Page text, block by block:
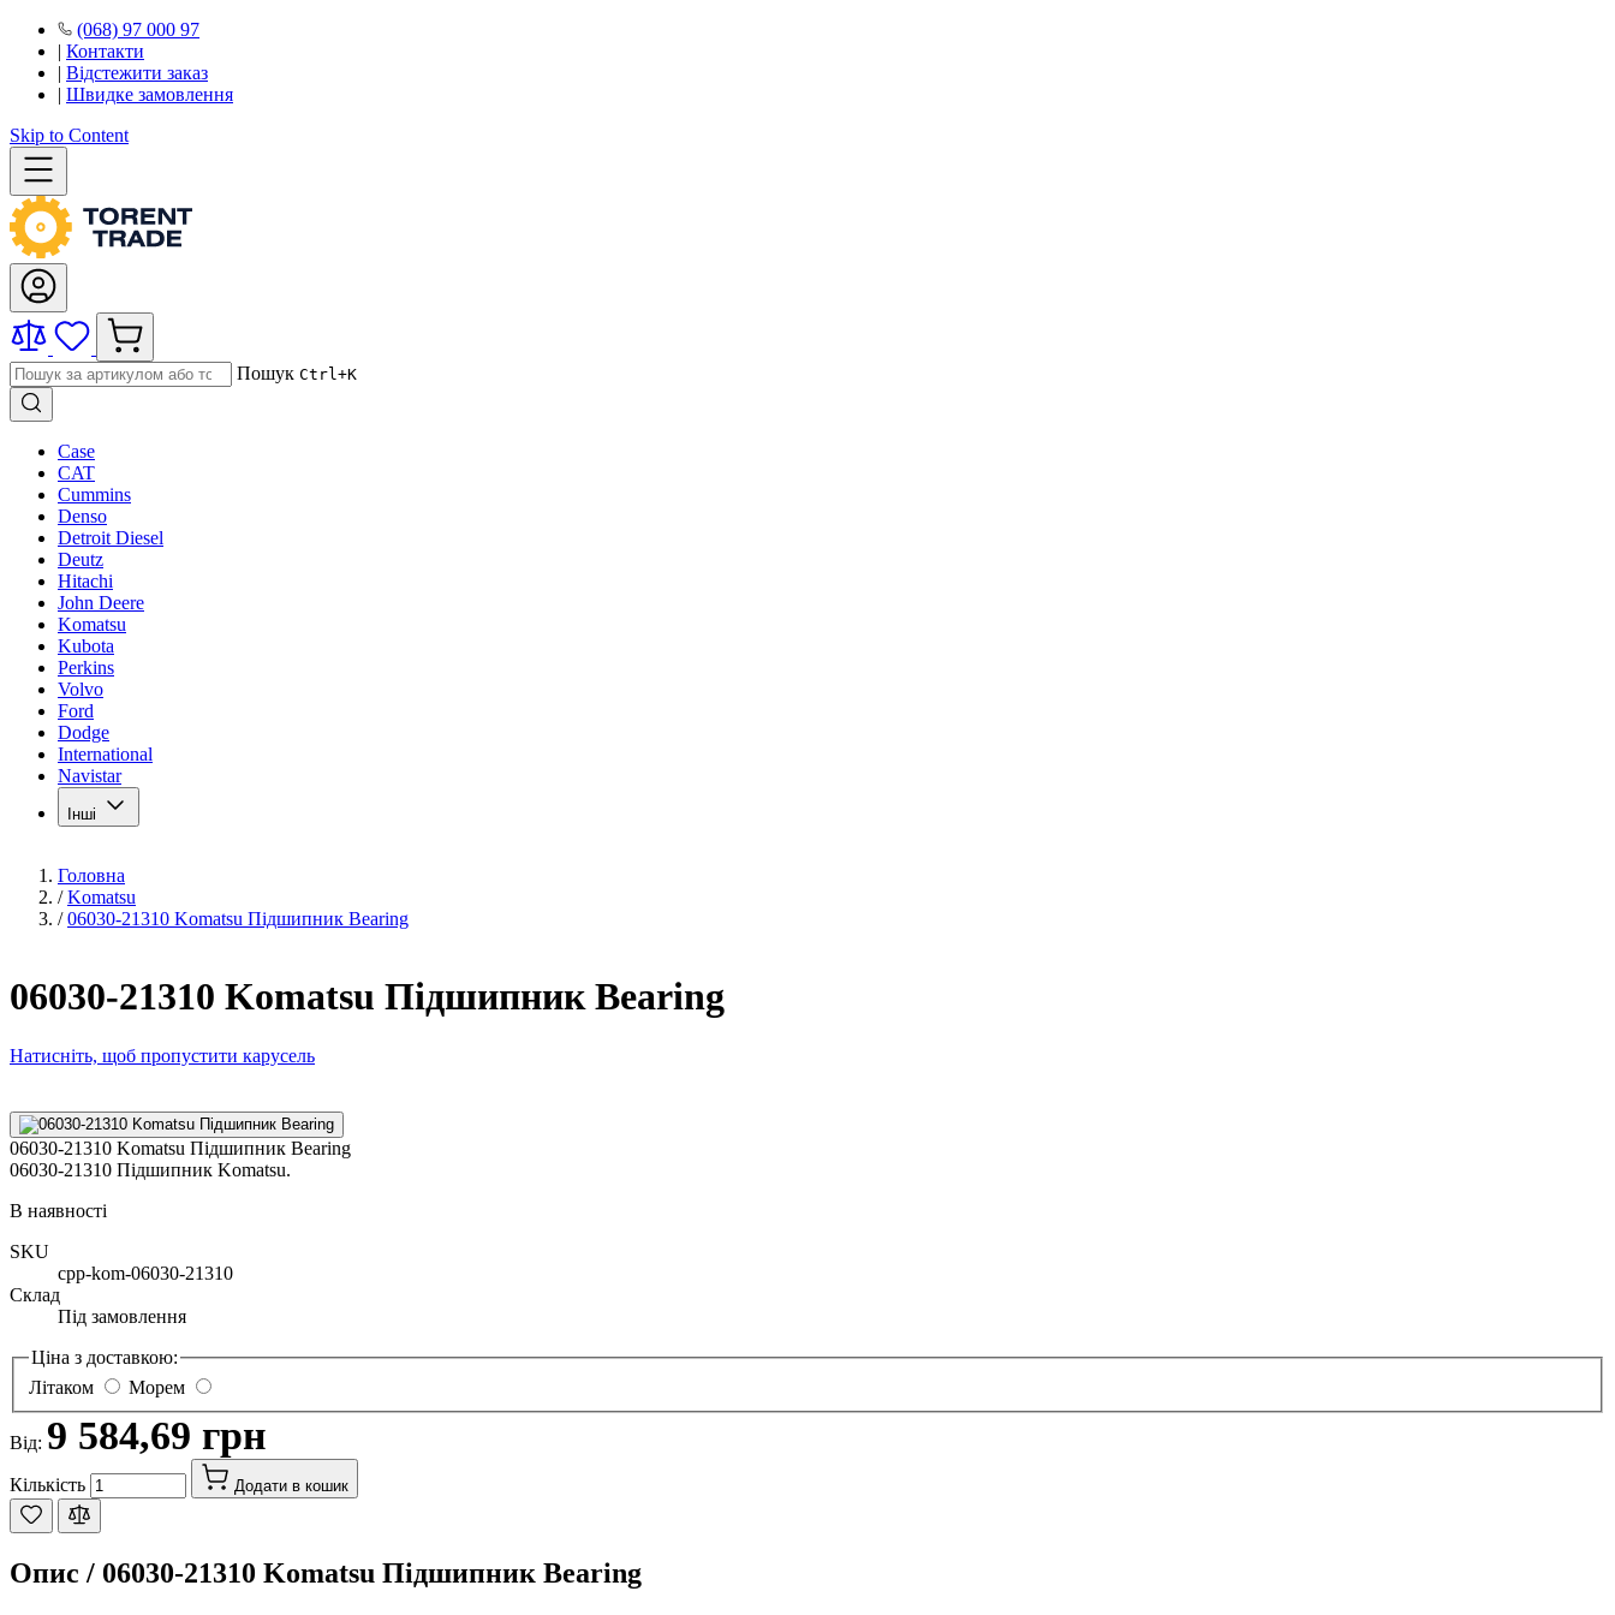
(068) 97 000 97
| Контакти
| Відстежити заказ
| Швидке замовлення
Skip to Content
Пошук Ctrl+K
Case
CAT
Cummins
Denso
Detroit Diesel
Deutz
Hitachi
John Deere
Komatsu
Kubota
Perkins
Volvo
Ford
Dodge
International
Navistar
Інші
Головна
/ Komatsu
/ 06030-21310 Komatsu Підшипник Bearing
06030-21310 Komatsu Підшипник Bearing
Натисніть, щоб пропустити карусель
06030-21310 Komatsu Підшипник Bearing
06030-21310 Підшипник Komatsu.
В наявності
SKU
cpp-kom-06030-21310
Склад
Під замовлення
Ціна з доставкою:
Літаком
Морем
Від: 9 584,69 грн
Кількість Додати в кошик
Опис / 06030-21310 Komatsu Підшипник Bearing